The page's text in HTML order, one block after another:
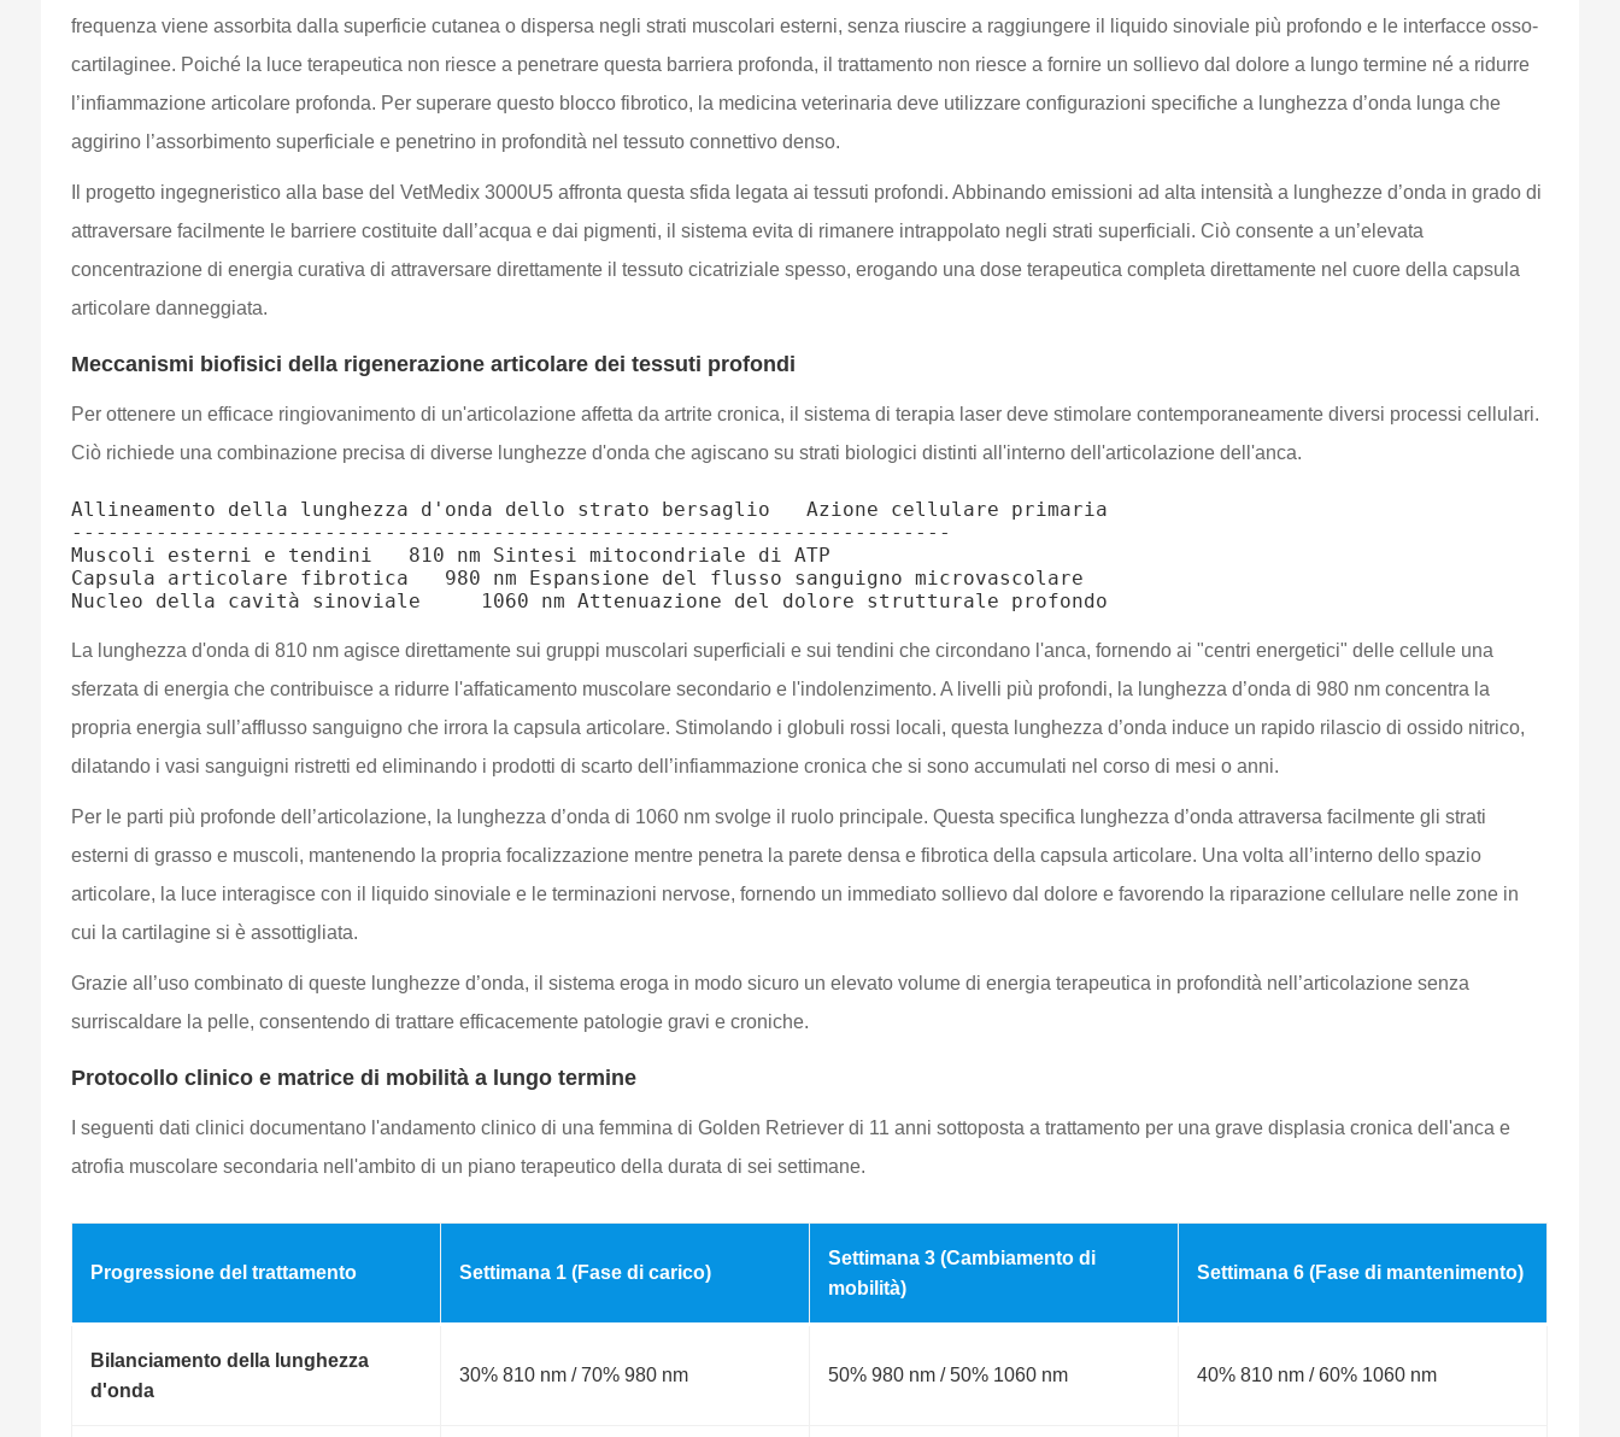
frequenza viene assorbita dalla superficie cutanea o dispersa negli strati muscolari esterni, senza riuscire a raggiungere il liquido sinoviale più profondo e le interfacce osso-
cartilaginee. Poiché la luce terapeutica non riesce a penetrare questa barriera profonda, il trattamento non riesce a fornire un sollievo dal dolore a lungo termine né a ridurre
l’infiammazione articolare profonda. Per superare questo blocco fibrotico, la medicina veterinaria deve utilizzare configurazioni specifiche a lunghezza d’onda lunga che
aggirino l’assorbimento superficiale e penetrino in profondità nel tessuto connettivo denso.
Il progetto ingegneristico alla base del VetMedix 3000U5 affronta questa sfida legata ai tessuti profondi. Abbinando emissioni ad alta intensità a lunghezze d’onda in grado di
attraversare facilmente le barriere costituite dall’acqua e dai pigmenti, il sistema evita di rimanere intrappolato negli strati superficiali. Ciò consente a un’elevata
concentrazione di energia curativa di attraversare direttamente il tessuto cicatriziale spesso, erogando una dose terapeutica completa direttamente nel cuore della capsula
articolare danneggiata.
Meccanismi biofisici della rigenerazione articolare dei tessuti profondi
Per ottenere un efficace ringiovanimento di un'articolazione affetta da artrite cronica, il sistema di terapia laser deve stimolare contemporaneamente diversi processi cellulari.
Ciò richiede una combinazione precisa di diverse lunghezze d'onda che agiscano su strati biologici distinti all'interno dell'articolazione dell'anca.
Allineamento della lunghezza d'onda dello strato bersaglio   Azione cellulare primaria
-------------------------------------------------------------------------
Muscoli esterni e tendini   810 nm Sintesi mitocondriale di ATP
Capsula articolare fibrotica   980 nm Espansione del flusso sanguigno microvascolare
La lunghezza d'onda di 810 nm agisce direttamente sui gruppi muscolari superficiali e sui tendini che circondano l'anca, fornendo ai "centri energetici" delle cellule una
sferzata di energia che contribuisce a ridurre l'affaticamento muscolare secondario e l'indolenzimento. A livelli più profondi, la lunghezza d’onda di 980 nm concentra la
propria energia sull’afflusso sanguigno che irrora la capsula articolare. Stimolando i globuli rossi locali, questa lunghezza d’onda induce un rapido rilascio di ossido nitrico,
dilatando i vasi sanguigni ristretti ed eliminando i prodotti di scarto dell’infiammazione cronica che si sono accumulati nel corso di mesi o anni.
Per le parti più profonde dell’articolazione, la lunghezza d’onda di 1060 nm svolge il ruolo principale. Questa specifica lunghezza d’onda attraversa facilmente gli strati
esterni di grasso e muscoli, mantenendo la propria focalizzazione mentre penetra la parete densa e fibrotica della capsula articolare. Una volta all’interno dello spazio
articolare, la luce interagisce con il liquido sinoviale e le terminazioni nervose, fornendo un immediato sollievo dal dolore e favorendo la riparazione cellulare nelle zone in
cui la cartilagine si è assottigliata.
Grazie all’uso combinato di queste lunghezze d’onda, il sistema eroga in modo sicuro un elevato volume di energia terapeutica in profondità nell’articolazione senza
surriscaldare la pelle, consentendo di trattare efficacemente patologie gravi e croniche.
Protocollo clinico e matrice di mobilità a lungo termine
I seguenti dati clinici documentano l'andamento clinico di una femmina di Golden Retriever di 11 anni sottoposta a trattamento per una grave displasia cronica dell'anca e
atrofia muscolare secondaria nell'ambito di un piano terapeutico della durata di sei settimane.
Progressione del trattamento Settimana 1 (Fase di carico)
Settimana 3 (Cambiamento di
mobilità)
Settimana 6 (Fase di mantenimento)
Bilanciamento della lunghezza
d'onda
30% 810 nm / 70% 980 nm 50% 980 nm / 50% 1060 nm 40% 810 nm / 60% 1060 nm